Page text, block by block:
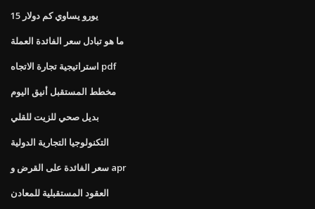
15 يورو يساوي كم دولار
ما هو تبادل سعر الفائدة العملة
استراتيجية تجارة الاتجاه pdf
مخطط المستقبل أنيق اليوم
بديل صحي للزيت للقلي
التكنولوجيا التجارية الدولية
سعر الفائدة على القرض و apr
العقود المستقبلية للمعادن